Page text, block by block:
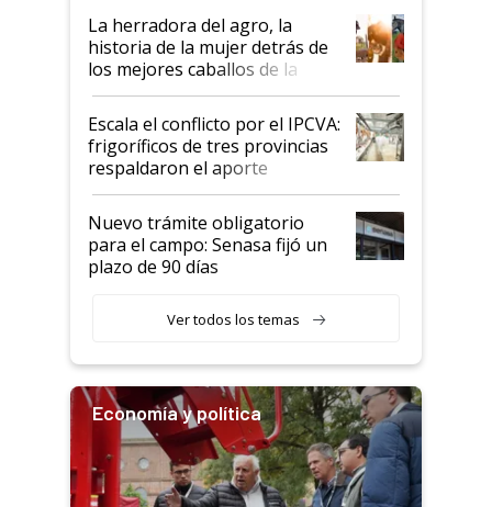
establecimientos en Argentina
La herradora del agro, la
historia de la mujer detrás de
los mejores caballos de la
Argentina y los mitos que
todavía hacen sufrir a estos
animales: "Mientras me
descalificaban, yo seguí
haciendo currículum"
Escala el conflicto por el IPCVA:
frigoríficos de tres provincias
respaldaron el aporte
obligatorio
Nuevo trámite obligatorio
para el campo: Senasa fijó un
plazo de 90 días
Ver todos los temas
Economía y política